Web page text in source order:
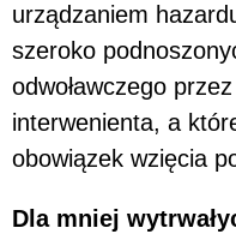
urządzaniem
szeroko
odwoławczego
interwenienta, a
obowiązek wzięcia
Dla mniej